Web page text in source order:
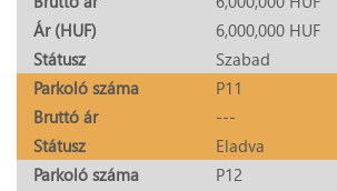
Ár (HUF)
6,000,000 HUF
Státusz
Szabad
Parkoló száma
P11
Bruttó ár
---
Státusz
Eladva
Parkoló száma
P12